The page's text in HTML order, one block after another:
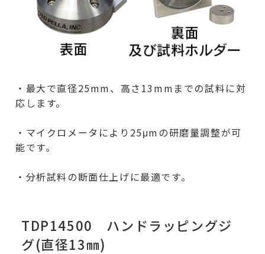
・最大で直径25mm、高さ13mmまでの試料に対
応します。
・マイクロメータにより25μmの研磨量調整が可
能です。
・分析試料の断面仕上げに最適です。
TDP14500 ハンドラッピングジ
グ(直径13㎜)